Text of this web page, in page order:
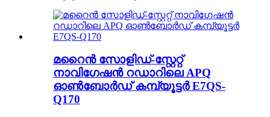
മറൈൻ സോളിഡ്-സ്റ്റേറ്റ്
നാവിഗേഷൻ റഡാറിലെ APQ
ഓൺബോർഡ് കമ്പ്യൂട്ടർ E7QS-
Q170